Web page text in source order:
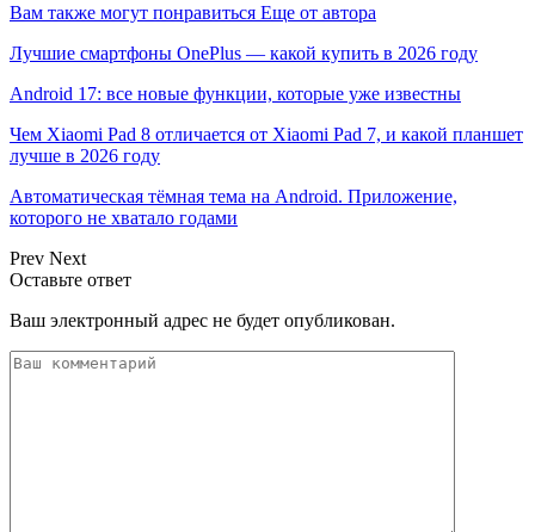
Вам также могут понравиться Еще от автора
Лучшие смартфоны OnePlus — какой купить в 2026 году
Android 17: все новые функции, которые уже известны
Чем Xiaomi Pad 8 отличается от Xiaomi Pad 7, и какой планшет
лучше в 2026 году
Автоматическая тёмная тема на Android. Приложение,
которого не хватало годами
Prev Next
Оставьте ответ
Ваш электронный адрес не будет опубликован.